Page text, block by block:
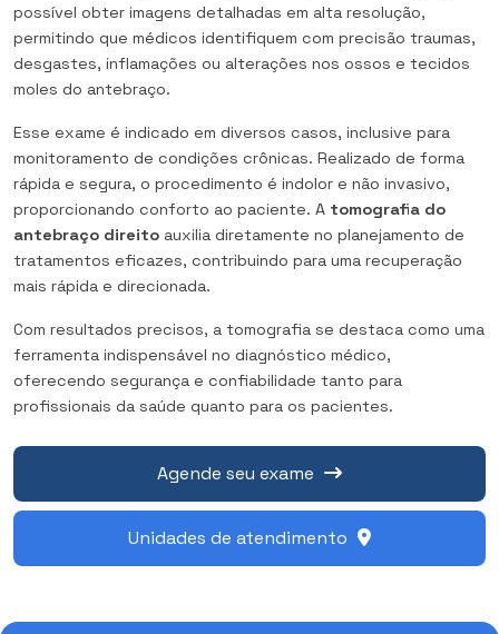
possível obter imagens detalhadas em alta resolução,
permitindo que médicos identifiquem com precisão traumas,
desgastes, inflamações ou alterações nos ossos e tecidos
moles do antebraço.
Esse exame é indicado em diversos casos, inclusive para
monitoramento de condições crônicas. Realizado de forma
rápida e segura, o procedimento é indolor e não invasivo,
proporcionando conforto ao paciente. A tomografia do
antebraço direito auxilia diretamente no planejamento de
tratamentos eficazes, contribuindo para uma recuperação
mais rápida e direcionada.
Com resultados precisos, a tomografia se destaca como uma
ferramenta indispensável no diagnóstico médico,
oferecendo segurança e confiabilidade tanto para
profissionais da saúde quanto para os pacientes.
Agende seu exame
Unidades de atendimento